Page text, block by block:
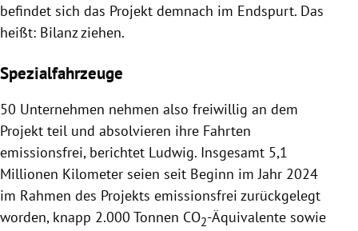
befindet sich das Projekt demnach im Endspurt. Das
heißt: Bilanz ziehen.
Spezialfahrzeuge
50 Unternehmen nehmen also freiwillig an dem
Projekt teil und absolvieren ihre Fahrten
emissionsfrei, berichtet Ludwig. Insgesamt 5,1
Millionen Kilometer seien seit Beginn im Jahr 2024
im Rahmen des Projekts emissionsfrei zurückgelegt
worden, knapp 2.000 Tonnen CO2-Äquivalente sowie